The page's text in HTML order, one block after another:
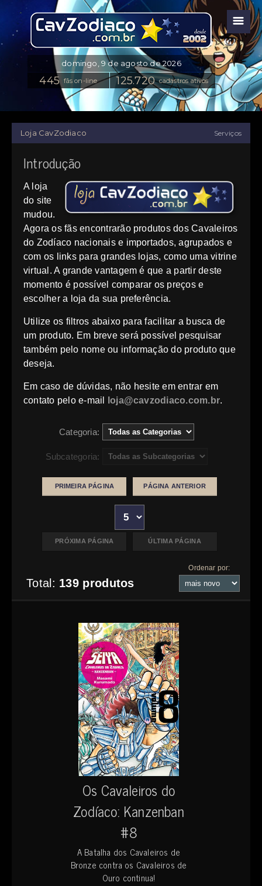
☰
fãs on-line cadastros ativos
Loja CavZodiaco Serviços
Introdução
A loja
do site
mudou.
Agora os fãs encontrarão produtos dos Cavaleiros
do Zodíaco nacionais e importados, agrupados e
com os links para grandes lojas, como uma vitrine
virtual. A grande vantagem é que a partir deste
momento é possível comparar os preços e
escolher a loja da sua preferência.
Utilize os filtros abaixo para facilitar a busca de
um produto. Em breve será possível pesquisar
também pelo nome ou informação do produto que
deseja.
Em caso de dúvidas, não hesite em entrar em
contato pelo e-mail
loja@cavzodiaco.com.br.
Categoria:
Subcategoria:
PRIMEIRA PÁGINA PÁGINA ANTERIOR
PRÓXIMA PÁGINA ÚLTIMA PÁGINA
Total: 139 produtos
Ordenar por:
Os Cavaleiros do
Zodíaco: Kanzenban
#8
A Batalha dos Cavaleiros de
Bronze contra os Cavaleiros de
Ouro continua!